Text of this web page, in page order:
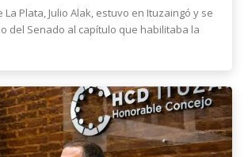
La Plata, Julio Alak, estuvo en Ituzaingó y se
del Senado al capítulo que habilitaba la